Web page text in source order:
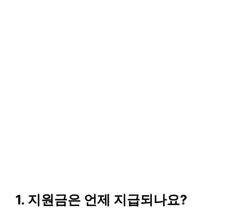
1. 지원금은 언제 지급되나요?